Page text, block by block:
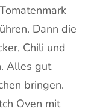
Tomatenmark
Dann die
Chili und
Alles gut
bringen.
Oven mit